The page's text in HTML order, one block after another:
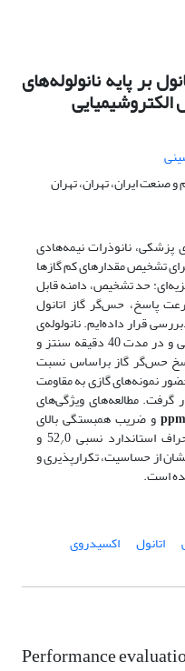
بر پایه نانولوله‌های
صنعت ایران، تهران، تهران
پزشکی، نانوذرات نیمه‌هادی
تشخیص مقدارهای کم گازها
حد تشخیص، دامنه قابل
پاسخ، حس‌گر گاز اتانول
قرار داده‌ایم. نانولوله‌ی
با یک روش سریع الکتروشیمیایی و در مدت 40 دقیقه سنتز و
حس‌گر گاز براساس نسبت
نمونه‌های گازی به مقاومت
گرفت. مطالعه‌های ویژگی‌های
ppm6 و ضریب همبستگی بالای
/ 0 و
سریع 20 ثانیه‌ای، نشان از حساسیت، تکرارپذیری و
است.
اتانول اکسیدروی
Performance